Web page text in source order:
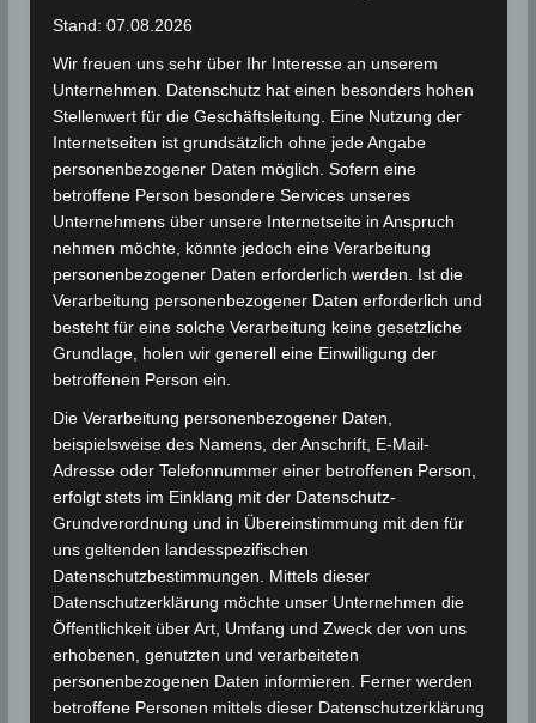
22 Okt 2024: Schwaches Erdbeben im
Gouvernorat Zaghouan [M2.5]
Die Daten in der Zusammenfassung
Für die Nutzung von Google Adsense (Google Ireland
Limited, Gordon House, Barrow Street, Dublin, D04 E5W5,
Ireland) benötigen wir laut DSGVO Ihre Zustimmung. Es
werden seitens Google Adsense personenbezogene
Daten genau entnehmen Sie bitte den
Datenschutzbedingungen.
✓ Erlauben Datenschutzbedingungen
Magnitude:M2.5
Tiefe (km):10 km (genaue Tiefe konnte nicht
genau bestimmt werden)
Region:Gouvernorat Zaghouan, 12 km
Stand: 07.08.2026
Wir freuen uns sehr über Ihr Interesse an unserem
Unternehmen. Datenschutz hat einen besonders hohen
Stellenwert für die Geschäftsleitung. Eine Nutzung der
Internetseiten ist grundsätzlich ohne jede Angabe
personenbezogener Daten möglich. Sofern eine
betroffene Person besondere Services unseres
Unternehmens über unsere Internetseite in Anspruch
nehmen möchte, könnte jedoch eine Verarbeitung
personenbezogener Daten erforderlich werden. Ist die
Verarbeitung personenbezogener Daten erforderlich und
besteht für eine solche Verarbeitung keine gesetzliche
Grundlage, holen wir generell eine Einwilligung der
betroffenen Person ein.
Die Verarbeitung personenbezogener Daten,
beispielsweise des Namens, der Anschrift, E-Mail-
Adresse oder Telefonnummer einer betroffenen Person,
erfolgt stets im Einklang mit der Datenschutz-
Grundverordnung und in Übereinstimmung mit den für
uns geltenden landesspezifischen
Datenschutzbestimmungen. Mittels dieser
Datenschutzerklärung möchte unser Unternehmen die
Öffentlichkeit über Art, Umfang und Zweck der von uns
erhobenen, genutzten und verarbeiteten
personenbezogenen Daten informieren. Ferner werden
betroffene Personen mittels dieser Datenschutzerklärung